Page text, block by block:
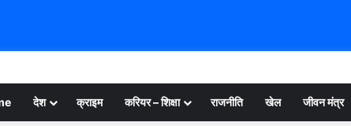
देश क्राइम करियर – शिक्षा राजनीति खेल जीवन मंत्र